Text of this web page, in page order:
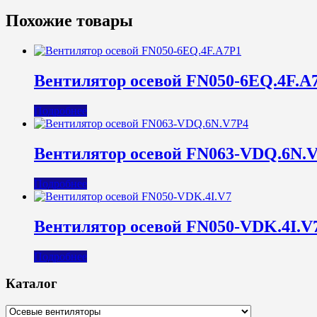
Похожие товары
Вентилятор осевой FN050-
Подробнее
Вентилятор осевой FN063-
Подробнее
Вентилятор осевой FN050-
Подробнее
Каталог